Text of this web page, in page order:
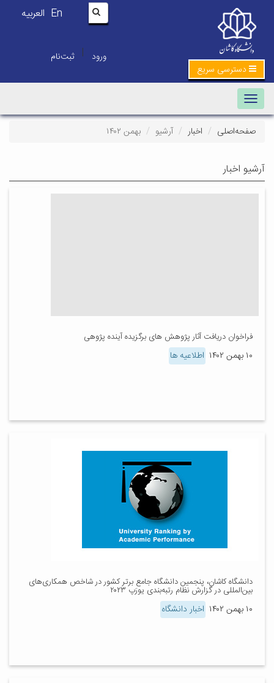
En العربیه
ورود | ثبت‌نام
دسترسی سریع
Toggle navigation
صفحه‌اصلی اخبار آرشیو بهمن ۱۴۰۲
آرشیو اخبار
فراخوان دریافت آثار پژوهش های برگزیده آینده پژوهی
۱۰ بهمن ۱۴۰۲ اطلاعیه ها
دانشگاه کاشان، پنجمین دانشگاه جامع برتر کشور در شاخص همکاری‌های
بین‌المللی در گزارش نظام رتبه‌بندی یورَپ ۲۰۲۳
۱۰ بهمن ۱۴۰۲ اخبار دانشگاه